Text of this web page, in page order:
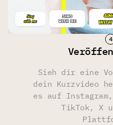
9:16, 16:9,
1:1, Original
9:16,
1:1,
Untertitel-Stil
Sieh dir eine
dein Kurzvideo
es auf Instagram,
TikTok, X